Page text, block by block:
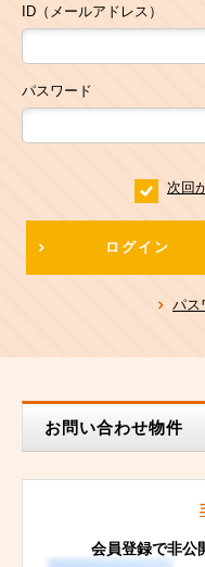
ID（メールアドレス）
パスワード
次回
ログイン
パス
お問い合わせ物件
会員登録で非公